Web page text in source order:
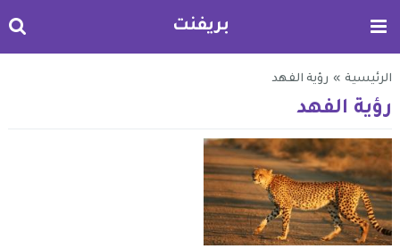
بريفنت
الرئيسية » رؤية الفهد
رؤية الفهد